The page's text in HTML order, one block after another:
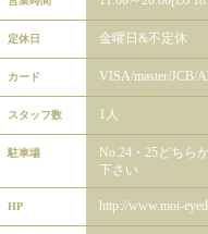
定休日 金曜日&不定休
カード VISA/master/JCB/
スタッフ数 1人
駐車場
No.24・25どちら
下さい
HP http://www.moi-